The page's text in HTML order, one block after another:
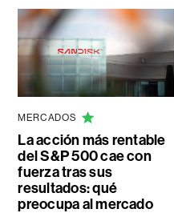
MERCADOS
La acción más rentable
del S&P 500 cae con
fuerza tras sus
resultados: qué
preocupa al mercado